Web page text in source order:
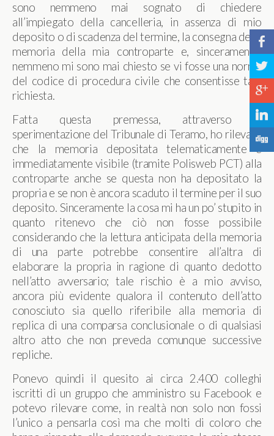
sono nemmeno mai sognato di chiedere
all’impiegato della cancelleria, in assenza di mio
deposito o di scadenza del termine, la consegna della
memoria della mia controparte e, sinceramente,
nemmeno mi sono mai chiesto se vi fosse una norma
del codice di procedura civile che consentisse tale
richiesta.
Fatta questa premessa, attraverso la
sperimentazione del Tribunale di Teramo, ho rilevato
che la memoria depositata telematicamente è
immediatamente visibile (tramite Polisweb PCT) alla
controparte anche se questa non ha depositato la
propria e se non è ancora scaduto il termine per il suo
deposito. Sinceramente la cosa mi ha un po’ stupito in
quanto ritenevo che ciò non fosse possibile
considerando che la lettura anticipata della memoria
di una parte potrebbe consentire all’altra di
elaborare la propria in ragione di quanto dedotto
nell’atto avversario; tale rischio è a mio avviso,
ancora più evidente qualora il contenuto dell’atto
conosciuto sia quello riferibile alla memoria di
replica di una comparsa conclusionale o di qualsiasi
altro atto che non preveda comunque successive
repliche.
Ponevo quindi il quesito ai circa 2.400 colleghi
iscritti di un gruppo che amministro su Facebook e
potevo rilevare come, in realtà non solo non fossi
l’unico a pensarla così ma che molti di coloro che
b
a
c
j
F